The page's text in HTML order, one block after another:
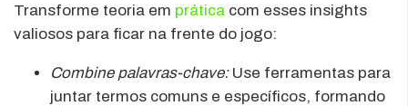
Transforme teoria em prática com esses insights
valiosos para ficar na frente do jogo:
Combine palavras-chave:Use ferramentas para
juntar termos comuns e específicos, formando